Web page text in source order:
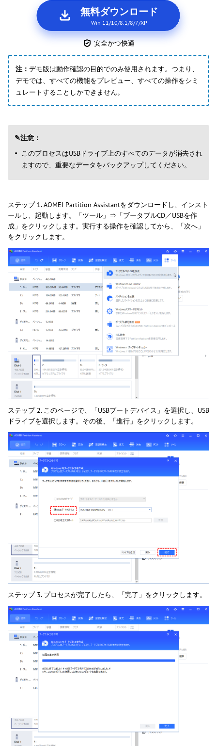
無料ダウンロード
Win 11/10/8.1/8/7/XP
安全かつ快適
注： デモ版は動作確認の目的でのみ使用されます。つまり、
デモでは、すべての機能をプレビュー、すべての操作をシミ
ュレートすることしかできません。
✎注意：
このプロセスはUSBドライブ上のすべてのデータが消去され
ますので、重要なデータをバックアップしてください。
ステップ 1. AOMEI Partition Assistantをダウンロードし、インスト
ールし、起動します。「ツール」⇒「ブータブルCD／USBを作
成」をクリックします。実行する操作を確認してから、「次へ」
をクリックします。
ステップ 2. このページで、「USBブートデバイス」を選択し、USB
ドライブを選択します。その後、「進行」をクリックします。
ステップ 3. プロセスが完了したら、「完了」をクリックします。